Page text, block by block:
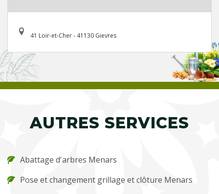
41 Loir-et-Cher - 41130 Gievres
AUTRES SERVICES
Abattage d'arbres Menars
Pose et changement grillage et clôture Menars